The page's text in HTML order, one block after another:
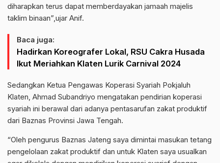
diharapkan terus dapat memberdayakan jamaah majelis
taklim binaan”,ujar Anif.
Baca juga:
Hadirkan Koreografer Lokal, RSU Cakra Husada
Ikut Meriahkan Klaten Lurik Carnival 2024
Sedangkan Ketua Pengawas Koperasi Syariah Pokjaluh
Klaten, Ahmad Subandriyo mengatakan pendirian koperasi
syariah ini berawal dari adanya pentasarufan zakat produktif
dari Baznas Provinsi Jawa Tengah.
“Oleh pengurus Baznas Jateng saya dimintai masukan tetang
pengelolaan zakat produktif dan untuk Klaten saya usualkan